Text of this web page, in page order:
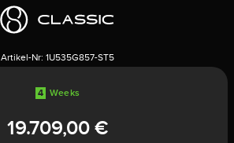
Artikel-Nr: 1U535G857-ST5
4 Weeks
19.709,00 €